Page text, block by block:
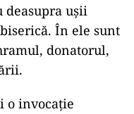
deasupra ușii
În ele sunt
donatorul,
o invocație